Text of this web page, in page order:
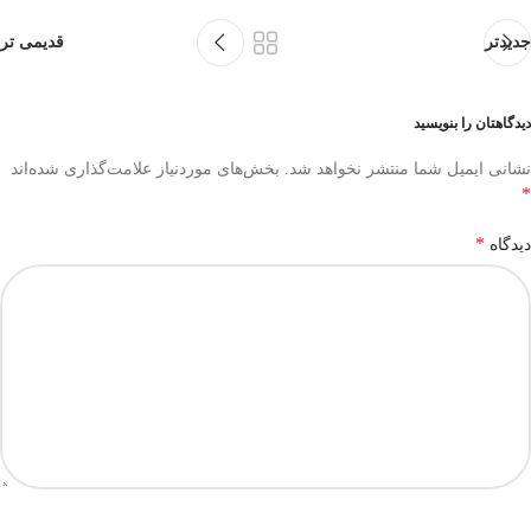
جدیدتر قدیمی تر
دیدگاهتان را بنویسید
نشانی ایمیل شما منتشر نخواهد شد. بخش‌های موردنیاز علامت‌گذاری شده‌اند
*
دیدگاه *